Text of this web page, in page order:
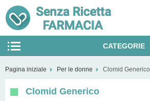
CATEGORIE
Eiaculazione precoce
Disfunzione erettile
Pagina iniziale Per le donne Clomid Generico
Clomid Generico